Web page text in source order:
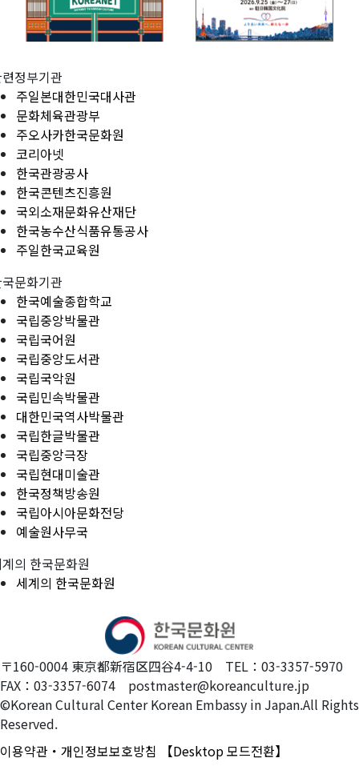
정부기관
주일본대한민국대사관
문화체육관광부
주오사카한국문화원
코리아넷
한국관광공사
한국콘텐츠진흥원
국외소재문화유산재단
한국농수산식품유통공사
주일한국교육원
문화기관
한국예술종합학교
국립중앙박물관
국립국어원
국립중앙도서관
국립국악원
국립민속박물관
대한민국역사박물관
국립한글박물관
국립중앙극장
국립현대미술관
한국정책방송원
국립아시아문화전당
예술원사무국
의 한국문화원
세계의 한국문화원
〒160-0004 東京都新宿区四谷4-4-10 TEL：03-3357-5970
FAX：03-3357-6074 postmaster@koreanculture.jp
©Korean Cultural Center Korean Embassy in Japan.All Rights
Reserved.
이용약관・개인정보보호방침
【Desktop 모드전환】